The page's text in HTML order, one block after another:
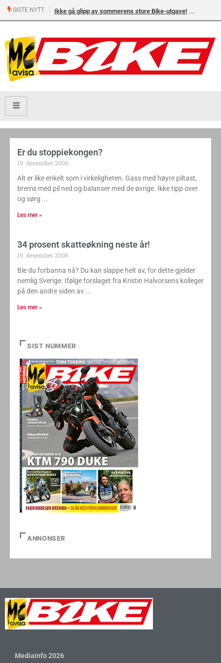
SISTE NYTT Ikke gå glipp av sommerens store Bike-utgave!
Er du stoppiekongen?
19. desember 2006
Alt er like enkelt som i virkeligheten. Gass med høyre piltast,
brems med pil ned og balanser med de øvrige. Ikke tipp over
og sørg
Les mer »
34 prosent skatteøkning neste år!
19. desember 2006
Ble du forbanna nå? Du kan slappe helt av, for dette gjelder
nemlig Sverige. Ifølge forslaget fra Kristin Halvorsens kolleger
på den andre siden av
Les mer »
SIST NUMMER
ANNONSER
Mediainfo 2026